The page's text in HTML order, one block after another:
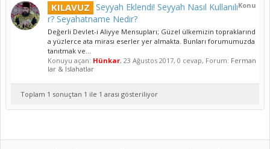
Konu
KILAVUZ Seyyah Eklendi! Seyyah Nasıl Kullanılı
r? Seyahatname Nedir?
Değerli Devlet-i Aliyye Mensupları; Güzel ülkemizin topraklarınd
a yüzlerce ata mirası eserler yer almakta. Bunları forumumuzda
tanıtmak ve...
Konuyu açan: Hünkar, 23 Ağustos 2017, 0 cevap, Forum: Ferman
lar & Islahatlar
Toplam 1 sonuçtan 1 ile 1 arası gösteriliyor